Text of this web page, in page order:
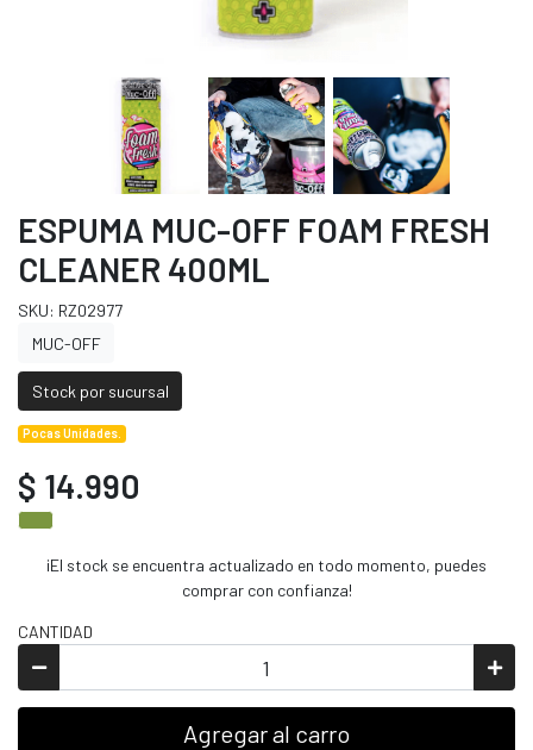
ESPUMA MUC-OFF FOAM FRESH
CLEANER 400ML
SKU: RZ02977
MUC-OFF
Stock por sucursal
Pocas Unidades.
$ 14.990
¡El stock se encuentra actualizado en todo momento, puedes
comprar con confianza!
CANTIDAD
Agregar al carro